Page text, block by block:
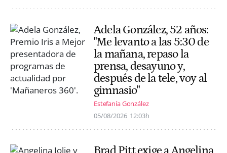
Adela González, 52 años:
"Me levanto a las 5:30 de
la mañana, repaso la
prensa, desayuno y,
después de la tele, voy al
gimnasio"
Estefanía González
05/08/2026 12:03h